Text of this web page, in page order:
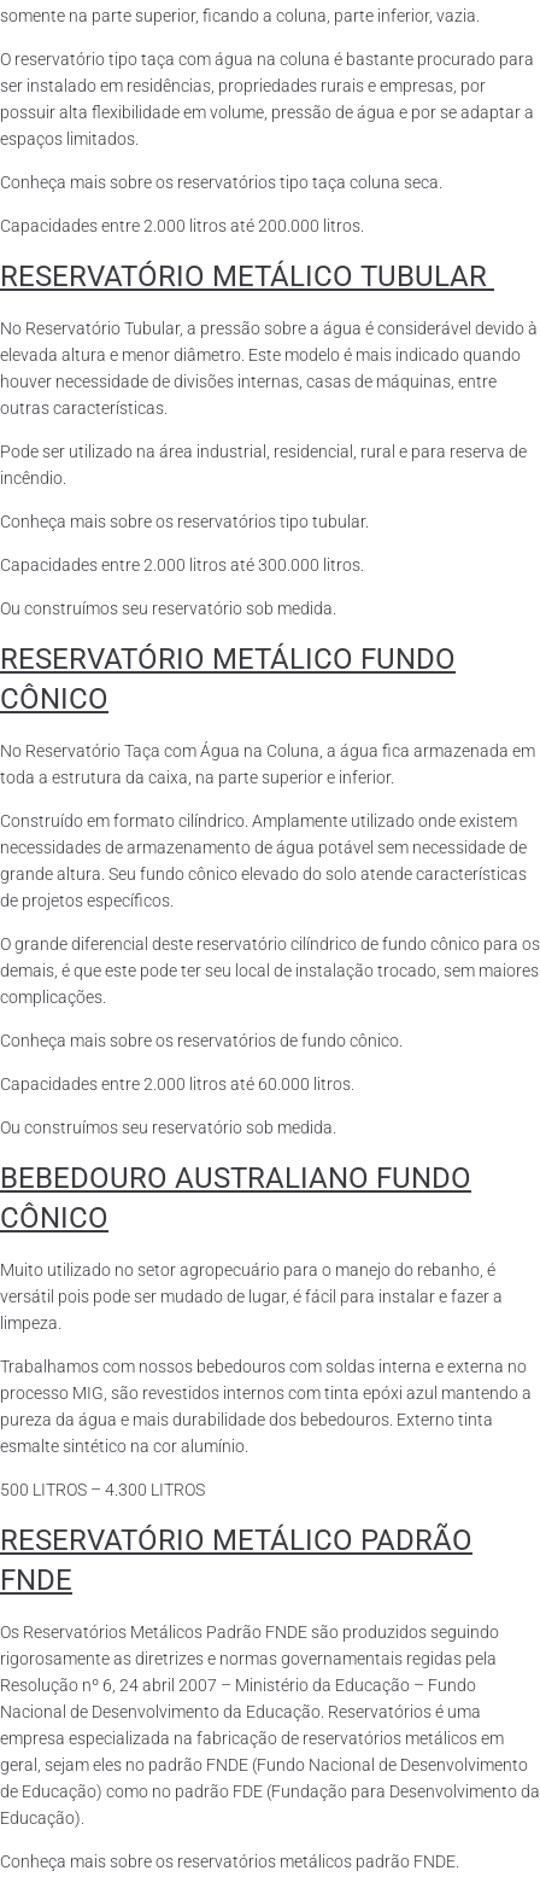
somente na parte superior, ficando a coluna, parte inferior, vazia.
O reservatório tipo taça com água na coluna é bastante procurado para
ser instalado em residências, propriedades rurais e empresas, por
possuir alta flexibilidade em volume, pressão de água e por se adaptar a
espaços limitados.
Conheça mais sobre os reservatórios tipo taça coluna seca.
Capacidades entre 2.000 litros até 200.000 litros.
RESERVATÓRIO METÁLICO TUBULAR
No Reservatório Tubular, a pressão sobre a água é considerável devido à
elevada altura e menor diâmetro. Este modelo é mais indicado quando
houver necessidade de divisões internas, casas de máquinas, entre
outras características.
Pode ser utilizado na área industrial, residencial, rural e para reserva de
incêndio.
Conheça mais sobre os reservatórios tipo tubular.
Capacidades entre 2.000 litros até 300.000 litros.
Ou construímos seu reservatório sob medida.
RESERVATÓRIO METÁLICO FUNDO
CÔNICO
No Reservatório Taça com Água na Coluna, a água fica armazenada em
toda a estrutura da caixa, na parte superior e inferior.
Construído em formato cilíndrico. Amplamente utilizado onde existem
necessidades de armazenamento de água potável sem necessidade de
grande altura. Seu fundo cônico elevado do solo atende características
de projetos específicos.
O grande diferencial deste reservatório cilíndrico de fundo cônico para os
demais, é que este pode ter seu local de instalação trocado, sem maiores
complicações.
Conheça mais sobre os reservatórios de fundo cônico.
Capacidades entre 2.000 litros até 60.000 litros.
Ou construímos seu reservatório sob medida.
BEBEDOURO AUSTRALIANO FUNDO
CÔNICO
Muito utilizado no setor agropecuário para o manejo do rebanho, é
versátil pois pode ser mudado de lugar, é fácil para instalar e fazer a
limpeza.
Trabalhamos com nossos bebedouros com soldas interna e externa no
processo MIG, são revestidos internos com tinta epóxi azul mantendo a
pureza da água e mais durabilidade dos bebedouros. Externo tinta
esmalte sintético na cor alumínio.
500 LITROS – 4.300 LITROS
RESERVATÓRIO METÁLICO PADRÃO
FNDE
Os Reservatórios Metálicos Padrão FNDE são produzidos seguindo
rigorosamente as diretrizes e normas governamentais regidas pela
Resolução nº 6, 24 abril 2007 – Ministério da Educação – Fundo
Nacional de Desenvolvimento da Educação. Reservatórios é uma
empresa especializada na fabricação de reservatórios metálicos em
geral, sejam eles no padrão FNDE (Fundo Nacional de Desenvolvimento
de Educação) como no padrão FDE (Fundação para Desenvolvimento da
Educação).
Conheça mais sobre os reservatórios metálicos padrão FNDE.